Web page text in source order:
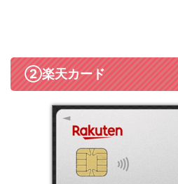
②楽天カード